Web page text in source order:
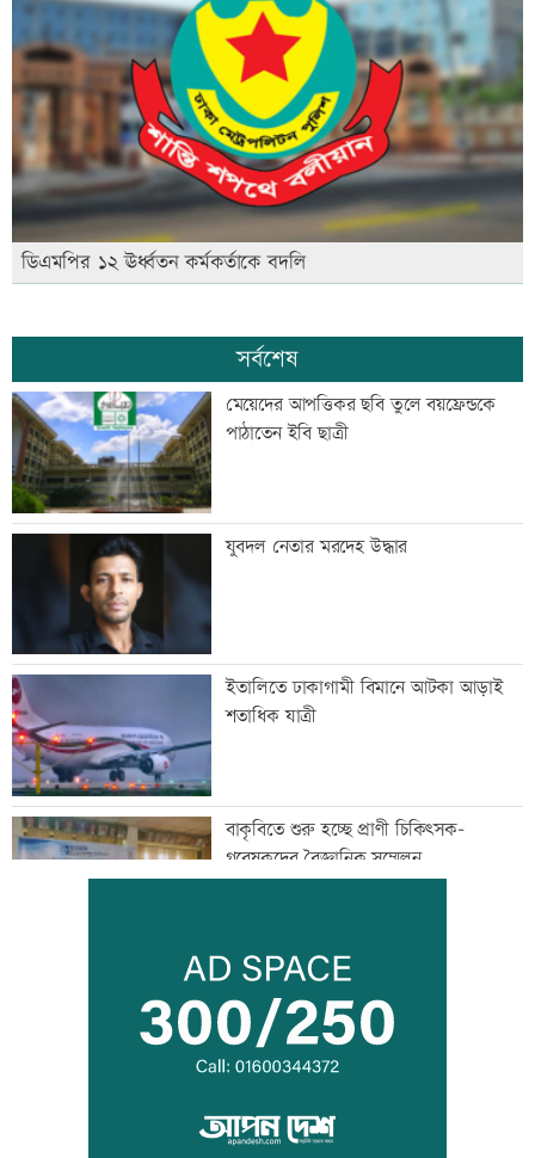
ডিএমপির ১২ ঊর্ধ্বতন কর্মকর্তাকে বদলি
সর্বশেষ
মেয়েদের আপত্তিকর ছবি তুলে বয়ফ্রেন্ডকে
পাঠাতেন ইবি ছাত্রী
যুবদল নেতার মরদেহ উদ্ধার
ইতালিতে ঢাকাগামী বিমানে আটকা আড়াই
শতাধিক যাত্রী
বাকৃবিতে শুরু হচ্ছে প্রাণী চিকিৎসক-
গবেষকদের বৈজ্ঞানিক সম্মেলন
বন্দরে বিস্ফোরণে একই পরিবারের ৩ জন দগ্ধ
পাঁচ আর্থিক প্রতিষ্ঠান বন্ধের অনুমোদন,
রোববার প্রশাসক নিয়োগ